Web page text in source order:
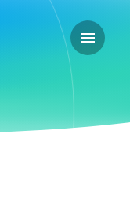
Open